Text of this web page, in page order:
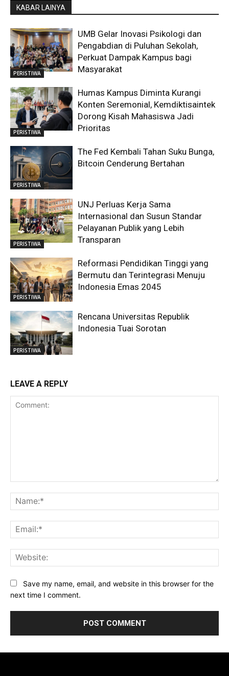
KABAR LAINYA
PERISTIWA
UMB Gelar Inovasi Psikologi dan
Pengabdian di Puluhan Sekolah,
Perkuat Dampak Kampus bagi
Masyarakat
PERISTIWA
Humas Kampus Diminta Kurangi
Konten Seremonial, Kemdiktisaintek
Dorong Kisah Mahasiswa Jadi
Prioritas
PERISTIWA
The Fed Kembali Tahan Suku Bunga,
Bitcoin Cenderung Bertahan
PERISTIWA
UNJ Perluas Kerja Sama
Internasional dan Susun Standar
Pelayanan Publik yang Lebih
Transparan
PERISTIWA
Reformasi Pendidikan Tinggi yang
Bermutu dan Terintegrasi Menuju
Indonesia Emas 2045
PERISTIWA
Rencana Universitas Republik
Indonesia Tuai Sorotan
LEAVE A REPLY
Save my name, email, and website in this browser for the
next time I comment.